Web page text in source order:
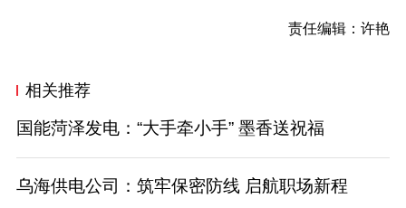
责任编辑：许艳
相关推荐
国能菏泽发电：“大手牵小手” 墨香送祝福
乌海供电公司：筑牢保密防线 启航职场新程